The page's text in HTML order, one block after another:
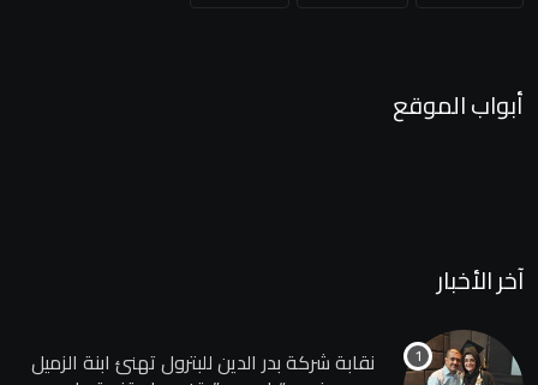
أبواب الموقع
آخر الأخبار
نقابة شركة بدر الدين للبترول تهنئ ابنة الزميل